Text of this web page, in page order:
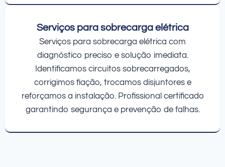
Serviços para sobrecarga elétrica
Serviços para sobrecarga elétrica com
diagnóstico preciso e solução imediata.
Identificamos circuitos sobrecarregados,
corrigimos fiação, trocamos disjuntores e
reforçamos a instalação. Profissional certificado
garantindo segurança e prevenção de falhas.